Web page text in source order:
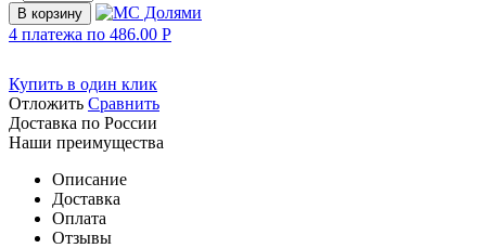
В корзину
4 платежа по 486.00 Р
Купить в один клик
Отложить Сравнить
Доставка по России
Наши преимущества
Описание
Доставка
Оплата
Отзывы